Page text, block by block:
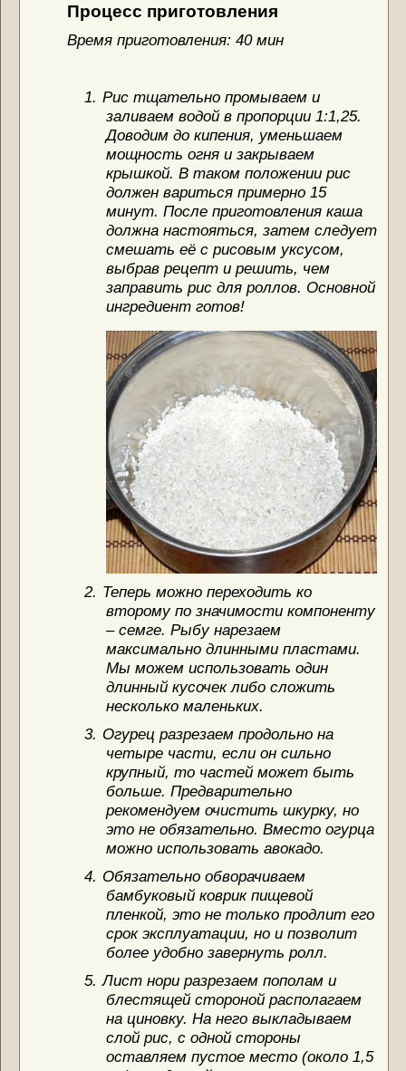
Процесс приготовления
Время приготовления: 40 мин
1. Рис тщательно промываем и
заливаем водой в пропорции 1:1,25.
Доводим до кипения, уменьшаем
мощность огня и закрываем
крышкой. В таком положении рис
должен вариться примерно 15
минут. После приготовления каша
должна настояться, затем следует
смешать её с рисовым уксусом,
выбрав рецепт и решить, чем
заправить рис для роллов. Основной
ингредиент готов!
2. Теперь можно переходить ко
второму по значимости компоненту
– семге. Рыбу нарезаем
максимально длинными пластами.
Мы можем использовать один
длинный кусочек либо сложить
несколько маленьких.
3. Огурец разрезаем продольно на
четыре части, если он сильно
крупный, то частей может быть
больше. Предварительно
рекомендуем очистить шкурку, но
это не обязательно. Вместо огурца
можно использовать авокадо.
4. Обязательно обворачиваем
бамбуковый коврик пищевой
пленкой, это не только продлит его
срок эксплуатации, но и позволит
более удобно завернуть ролл.
5. Лист нори разрезаем пополам и
блестящей стороной располагаем
на циновку. На него выкладываем
слой рис, с одной стороны
оставляем пустое место (около 1,5